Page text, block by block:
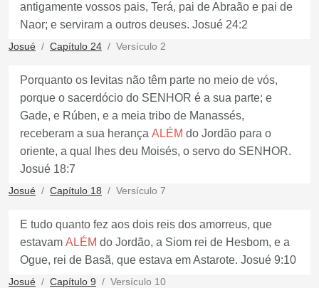
antigamente vossos pais, Terá, pai de Abraão e pai de
Naor; e serviram a outros deuses. Josué 24:2
Josué Capítulo 24 Versículo 2
Porquanto os levitas não têm parte no meio de vós,
porque o sacerdócio do SENHOR é a sua parte; e
Gade, e Rúben, e a meia tribo de Manassés,
receberam a sua herança ALÉM do Jordão para o
oriente, a qual lhes deu Moisés, o servo do SENHOR.
Josué 18:7
Josué Capítulo 18 Versículo 7
E tudo quanto fez aos dois reis dos amorreus, que
estavam ALÉM do Jordão, a Siom rei de Hesbom, e a
Ogue, rei de Basã, que estava em Astarote. Josué 9:10
Josué Capítulo 9 Versículo 10